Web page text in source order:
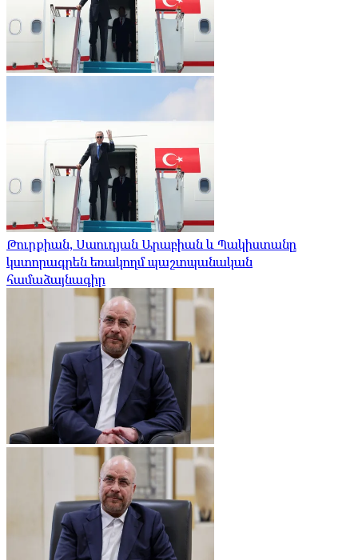
Թուրքիան, Սաուդյան Արաբիան և Պակիստանը
կստորագրեն եռակողմ պաշտպանական
համաձայնագիր